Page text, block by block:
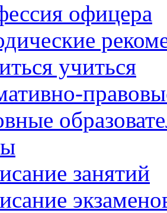
офицера
учиться
занятий